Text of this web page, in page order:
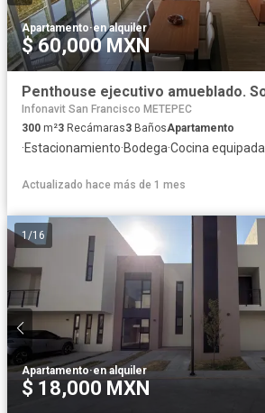
Apartamento·en alquiler
$ 60,000 MXN
Infonavit San Francisco METEPEC
300 m²3 Recámaras3 BañosApartamento
·Estacionamiento·Bodega·Cocina equipada
Actualizado hace más de 1 mes
1 /16
Apartamento·en alquiler
$ 18,000 MXN